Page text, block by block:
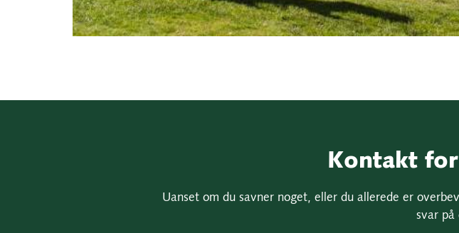
Kontakt
Uanset om du savner noget, eller du allerede er
svar på